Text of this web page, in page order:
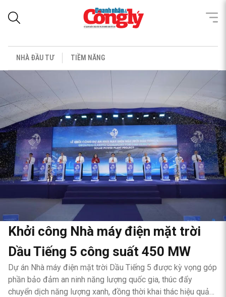
NHÀ ĐẦU TƯ TIỀM NĂNG
Khởi công Nhà máy điện mặt trời
Dầu Tiếng 5 công suất 450 MW
Dự án Nhà máy điện mặt trời Dầu Tiếng 5 được kỳ vọng góp
phần bảo đảm an ninh năng lượng quốc gia, thúc đẩy
chuyển dịch năng lượng xanh, đồng thời khai thác hiệu quả